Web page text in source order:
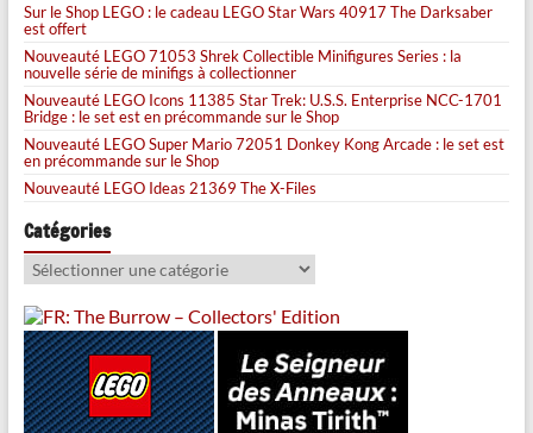
Sur le Shop LEGO : le cadeau LEGO Star Wars 40917 The Darksaber
est offert
Nouveauté LEGO 71053 Shrek Collectible Minifigures Series : la
nouvelle série de minifigs à collectionner
Nouveauté LEGO Icons 11385 Star Trek: U.S.S. Enterprise NCC-1701
Bridge : le set est en précommande sur le Shop
Nouveauté LEGO Super Mario 72051 Donkey Kong Arcade : le set est
en précommande sur le Shop
Nouveauté LEGO Ideas 21369 The X-Files
Catégories
Catégories